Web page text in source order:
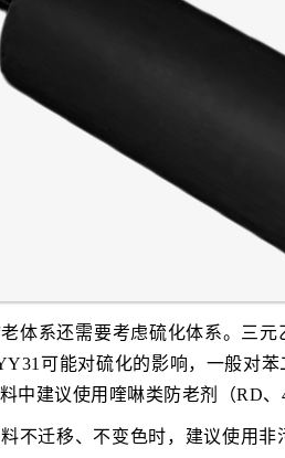
体系还需要考虑硫化体系。三
可能对硫化的影响，一般对
中建议使用喹啉类防老剂（RD、
不迁移、不变色时，建议使用